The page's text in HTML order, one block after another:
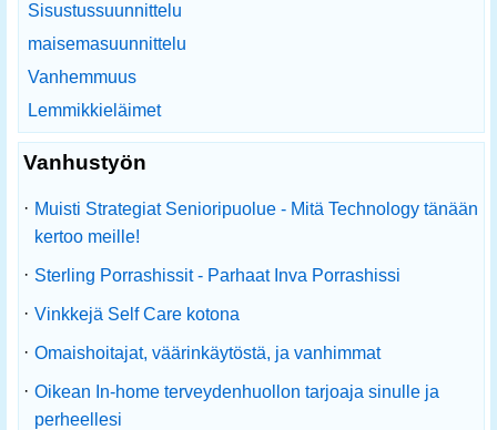
Sisustussuunnittelu
maisemasuunnittelu
Vanhemmuus
Lemmikkieläimet
Vanhustyön
· Muisti Strategiat Senioripuolue - Mitä Technology tänään
kertoo meille!
· Sterling Porrashissit - Parhaat Inva Porrashissi
· Vinkkejä Self Care kotona
· Omaishoitajat, väärinkäytöstä, ja vanhimmat
· Oikean In-home terveydenhuollon tarjoaja sinulle ja
perheellesi